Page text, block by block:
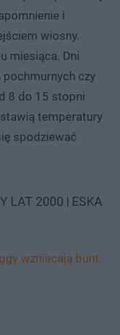
i
wiosny.
miesiąca. Dni
pochmurnych czy
8 do 15 stopni
temperatury
spodziewać
LAT 2000 | ESKA
wzniecają bunt.